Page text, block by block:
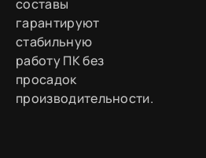
составы
гарантируют
стабильную
работу ПК без
просадок
производительности.